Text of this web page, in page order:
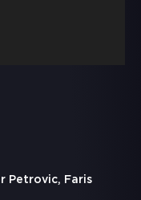
Petrovic, Faris